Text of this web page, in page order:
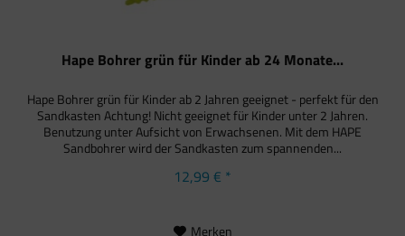
Hape Bohrer grün für Kinder ab 24 Monate...
Hape Bohrer grün für Kinder ab 2 Jahren geeignet - perfekt für den
Sandkasten Achtung! Nicht geeignet für Kinder unter 2 Jahren.
Benutzung unter Aufsicht von Erwachsenen. Mit dem HAPE
Sandbohrer wird der Sandkasten zum spannenden...
12,99 € *
Merken